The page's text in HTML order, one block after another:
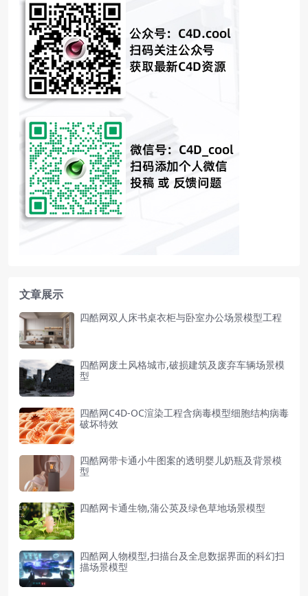
文章展示
四酷网双人床书桌衣柜与卧室办公场景模型工程
四酷网废土风格城市,破损建筑及废弃车辆场景模
型
四酷网C4D-OC渲染工程含病毒模型细胞结构病毒
破坏特效
四酷网带卡通小牛图案的透明婴儿奶瓶及背景模
型
四酷网卡通生物,蒲公英及绿色草地场景模型
四酷网人物模型,扫描台及全息数据界面的科幻扫
描场景模型